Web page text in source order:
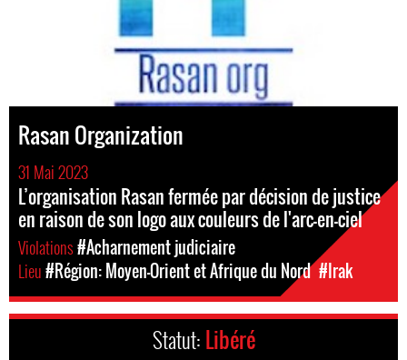
Rasan Organization
31 Mai 2023
L’organisation Rasan fermée par décision de justice
en raison de son logo aux couleurs de l'arc-en-ciel
Violations#Acharnement judiciaire
Lieu#Région: Moyen-Orient et Afrique du Nord #Irak
Statut: Libéré